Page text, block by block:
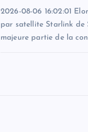
2026-08-06 16:02:01
par satellite Starlink de
majeure partie de la